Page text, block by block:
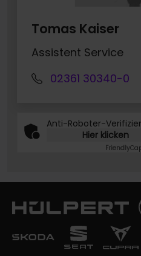
Tomas Kaiser
Assistent Service
02361 30340-0
Anti-Roboter-
Hier klicken
Friendly